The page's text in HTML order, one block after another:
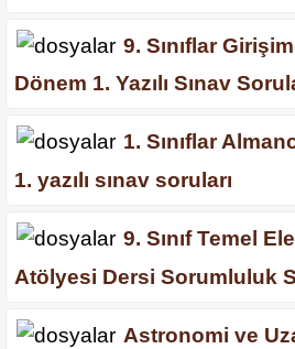
9. Sınıflar
Dönem 1. Yazılı Sınav
1. Sınıflar
1. yazılı sınav soruları
9. Sınıf Temel
Atölyesi Dersi Sorumluluk
Astronomi ve